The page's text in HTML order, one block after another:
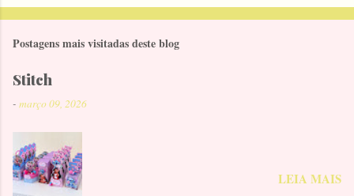
Postagens mais visitadas deste blog
Stitch
- março 09, 2026
LEIA MAIS